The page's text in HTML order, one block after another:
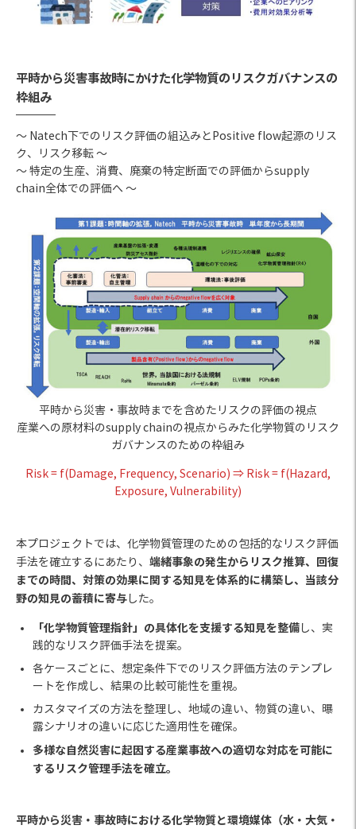
平時から災害事故時にかけた化学物質のリスクガバナンスの
枠組み
～ Natech下でのリスク評価の組込みとPositive flow起源のリス
ク、リスク移転 ～
～ 特定の生産、消費、廃棄の特定断面での評価からsupply
chain全体での評価へ ～
平時から災害・事故時までを含めたリスクの評価の視点
産業への原材料のsupply chainの視点からみた化学物質のリスク
ガバナンスのための枠組み
Risk = f(Damage, Frequency, Scenario) ⇒ Risk = f(Hazard,
Exposure, Vulnerability)
本プロジェクトでは、化学物質管理のための包括的なリスク評価
手法を確立するにあたり、 端緒事象の発生からリスク推算、回復
までの時間、対策の効果に関する知見を体系的に構築し、当該分
野の知見の蓄積に寄与した。
「化学物質管理指針」の具体化を支援する知見を整備し、実
践的なリスク評価手法を提案。
各ケースごとに、想定条件下でのリスク評価方法のテンプレ
ートを作成し、結果の比較可能性を重視。
カスタマイズの方法を整理し、地域の違い、物質の違い、曝
露シナリオの違いに応じた適用性を確保。
多様な自然災害に起因する産業事故への適切な対応を可能に
するリスク管理手法を確立。
平時から災害・事故時における化学物質と環境媒体（水・大気・